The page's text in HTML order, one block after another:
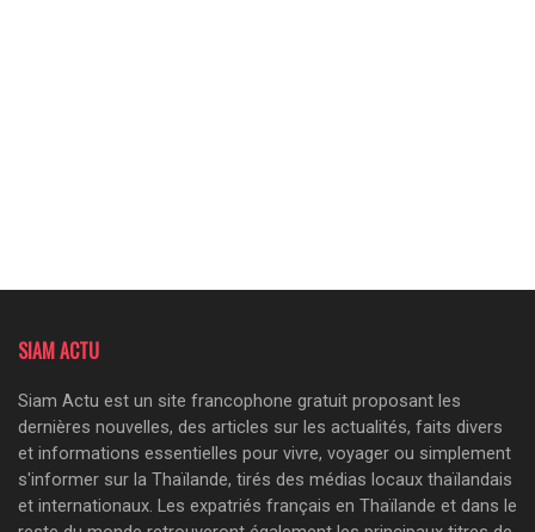
SIAM ACTU
Siam Actu est un site francophone gratuit proposant les
dernières nouvelles, des articles sur les actualités, faits divers
et informations essentielles pour vivre, voyager ou simplement
s'informer sur la Thaïlande, tirés des médias locaux thaïlandais
et internationaux. Les expatriés français en Thaïlande et dans le